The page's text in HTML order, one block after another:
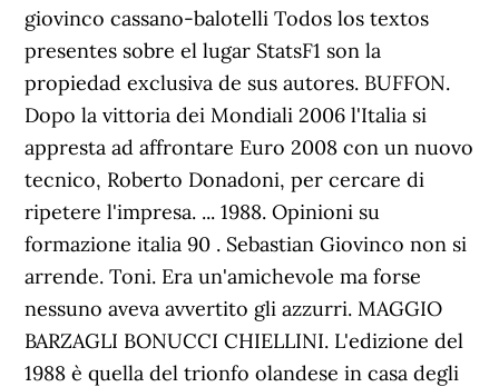
giovinco cassano-balotelli Todos los textos
presentes sobre el lugar StatsF1 son la
propiedad exclusiva de sus autores. BUFFON.
Dopo la vittoria dei Mondiali 2006 l'Italia si
appresta ad affrontare Euro 2008 con un nuovo
tecnico, Roberto Donadoni, per cercare di
ripetere l'impresa. ... 1988. Opinioni su
formazione italia 90 . Sebastian Giovinco non si
arrende. Toni. Era un'amichevole ma forse
nessuno aveva avvertito gli azzurri. MAGGIO
BARZAGLI BONUCCI CHIELLINI. L'edizione del
1988 è quella del trionfo olandese in casa degli